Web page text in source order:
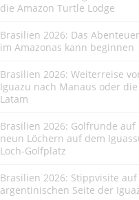
die Amazon Turtle Lodge
Brasilien 2026: Das
im Amazonas kann beginnen
Brasilien 2026: Weiterreise
Iguazu nach Manaus oder
Latam
Brasilien 2026: Golfrunde
neun Löchern auf dem
Loch-Golfplatz
Brasilien 2026: Stippvisite
argentinischen Seite der